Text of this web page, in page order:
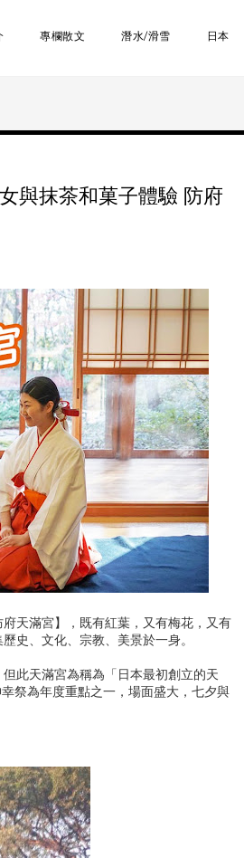
專欄散文 潛水/滑雪 日本
與抹茶和菓子體驗 防府
天滿宮】，既有紅葉，又有梅花，又有
史、文化、宗教、美景於一身。
此天滿宮為稱為「日本最初創立的天
祭為年度重點之一，場面盛大，七夕與